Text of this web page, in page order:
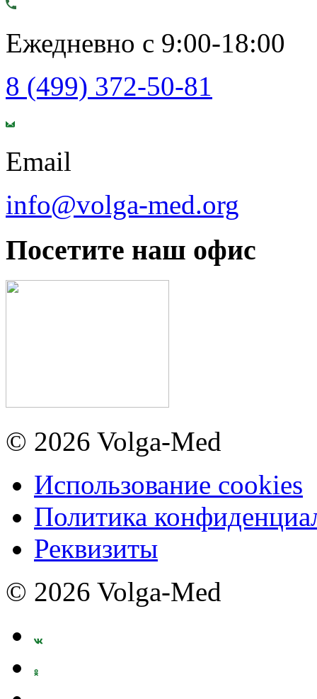
Ежедневно с 9:00-18:00
8 (499) 372-50-81
Email
info@volga-med.org
Посетите наш офис
© 2026 Volga-Med
Использование cookies
Политика
Реквизиты
© 2026 Volga-Med